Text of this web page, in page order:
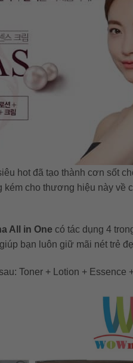
hot đã tạo thành cơn sốt
cho thương hiệu này về
All in One có tác dụng 4
bạn luôn giữ mãi nét trẻ
Toner + Lotion + Essence